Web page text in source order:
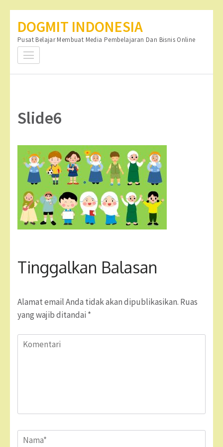
konten
(Tekan
DOGMIT INDONESIA
Pusat Belajar Membuat Media Pembelajaran Dan Bisnis Online
Slide6
Tinggalkan Balasan
Alamat email Anda tidak akan dipublikasikan. Ruas
yang wajib ditandai *
Komentari
Name*